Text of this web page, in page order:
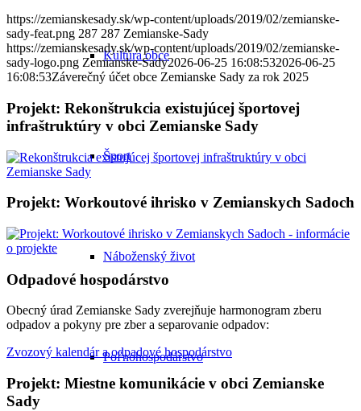
Kultúra obce
Šport
Náboženský život
Poľnohospodárstvo
https://zemianskesady.sk/wp-content/uploads/2019/02/zemianske-
sady-feat.png 287 287 Zemianske-Sady
https://zemianskesady.sk/wp-content/uploads/2019/02/zemianske-
sady-logo.png Zemianske-Sady2026-06-25 16:08:532026-06-25
16:08:53Záverečný účet obce Zemianske Sady za rok 2025
Projekt: Rekonštrukcia existujúcej športovej
infraštruktúry v obci Zemianske Sady
Projekt: Workoutové ihrisko v Zemianskych Sadoch
Odpadové hospodárstvo
Obecný úrad Zemianske Sady zverejňuje harmonogram zberu
odpadov a pokyny pre zber a separovanie odpadov:
Zvozový kalendár a odpadové hospodárstvo
Projekt: Miestne komunikácie v obci Zemianske
Sady